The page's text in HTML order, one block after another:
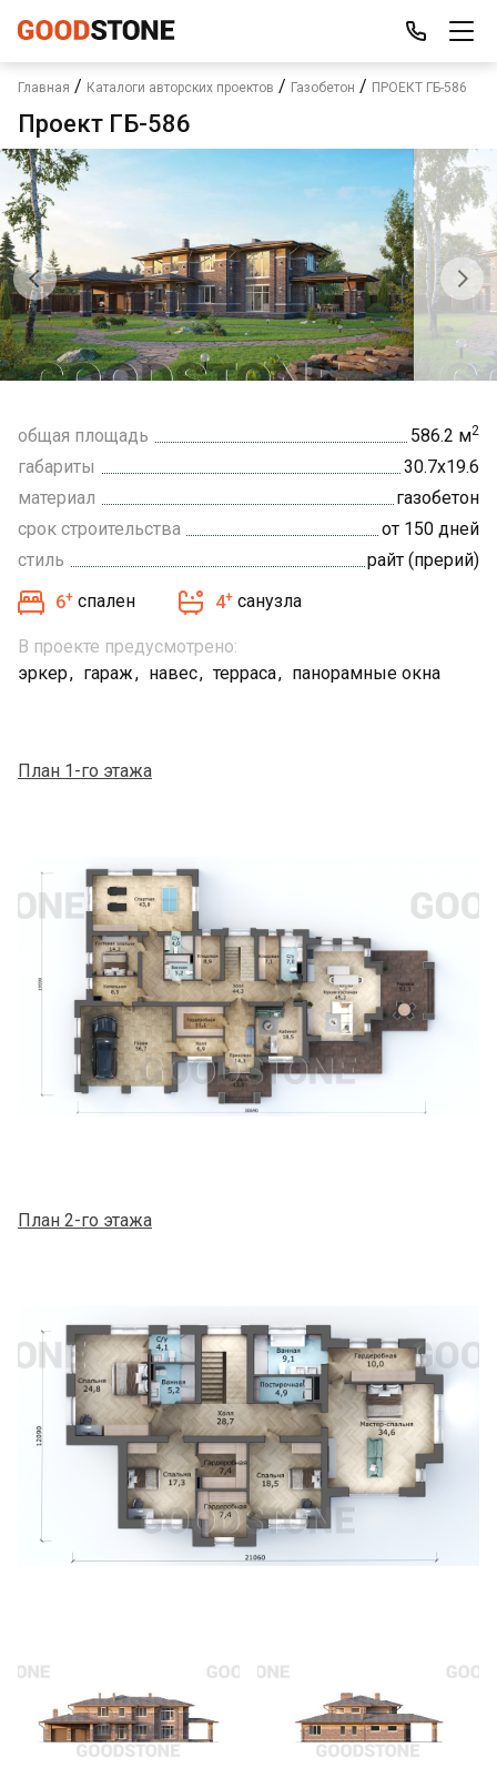
Главная / Каталоги авторских проектов / Газобетон / ПРОЕКТ ГБ-586
Проект ГБ-586
общая площадь 586.2 м2
габариты
30.7х19.6
материал
газобетон
срок строительства
от 150 дней
стиль
райт (прерий)
6+ спален 4+ санузла
В проекте предусмотрено:
эркер
гараж навес терраса панорамные окна
План 1-го этажа
План 2-го этажа